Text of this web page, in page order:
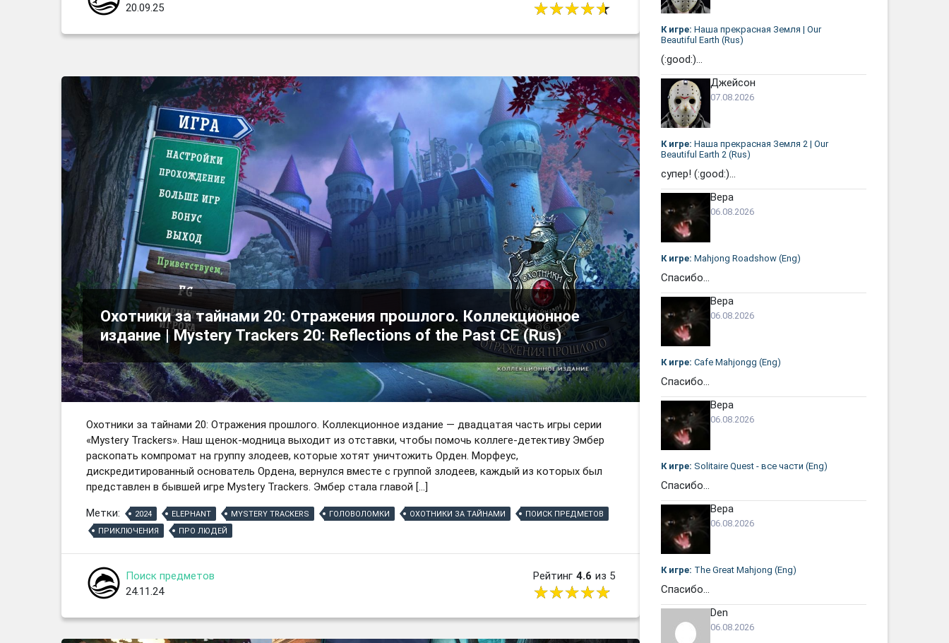
20.09.25
Охотники за тайнами 20: Отражения прошлого. Коллекционное
издание | Mystery Trackers 20: Reflections of the Past CE (Rus)
Охотники за тайнами 20: Отражения прошлого. Коллекционное издание — двадцатая часть игры серии
«Mystery Trackers». Наш щенок-модница выходит из отставки, чтобы помочь коллеге-детективу Эмбер
раскопать компромат на группу злодеев, которые хотят уничтожить Орден. Морфеус,
дискредитированный основатель Ордена, вернулся вместе с группой злодеев, каждый из которых был
представлен в бывшей игре Mystery Trackers. Эмбер стала главой […]
Метки: 2024 ELEPHANT MYSTERY TRACKERS ГОЛОВОЛОМКИ ОХОТНИКИ ЗА ТАЙНАМИ
ПОИСК ПРЕДМЕТОВ
ПРИКЛЮЧЕНИЯ
ПРО ЛЮДЕЙ
Поиск предметов
24.11.24
Рейтинг 4.6 из 5
К игре: Наша прекрасная Земля | Our
Beautiful Earth (Rus)
(:good:)...
Джейсон
07.08.2026
К игре: Наша прекрасная Земля 2 | Our
Beautiful Earth 2 (Rus)
супер! (:good:)...
Вера
06.08.2026
К игре: Mahjong Roadshow (Eng)
Спасибо...
Вера
06.08.2026
К игре: Cafe Mahjongg (Eng)
Спасибо...
Вера
06.08.2026
К игре: Solitaire Quest - все части (Eng)
Спасибо...
Вера
06.08.2026
К игре: The Great Mahjong (Eng)
Спасибо...
Den
06.08.2026